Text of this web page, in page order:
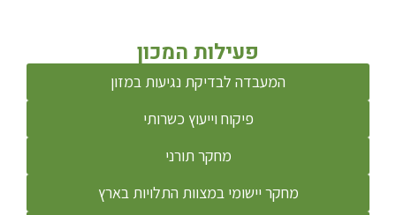
פעילות המכון
המעבדה לבדיקת נגיעות במזון
פיקוח וייעוץ כשרותי
מחקר תורני
מחקר יישומי במצוות התלויות בארץ